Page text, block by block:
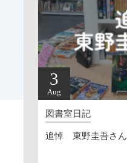
3
Aug
図書室日記
追悼 東野圭吾さん